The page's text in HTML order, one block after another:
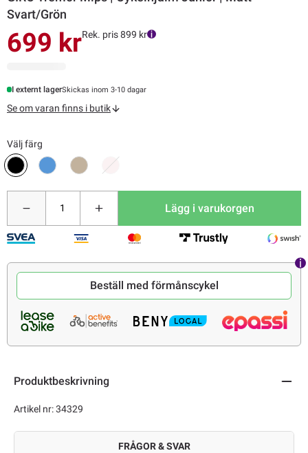
Svart/Grön
699 krRek. pris 899 kr
I externt lagerSkickas inom 3-10 dagar
Se om varan finns i butik
Välj färg
Lägg i varukorgen
Beställ med förmånscykel
Produktbeskrivning
Artikel nr: 34329
FRÅGOR & SVAR